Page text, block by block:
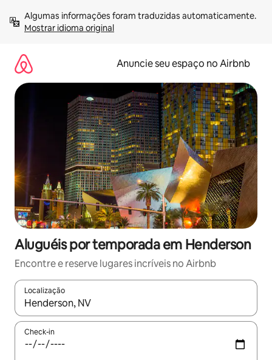
para
Mostrar idioma original
Anuncie seu espaço no Airbnb
Aluguéis por temporada em Henderson
Encontre e reserve lugares incríveis no Airbnb
Localização
Quando os resultados estiverem disponíveis, explore-os
Check-in